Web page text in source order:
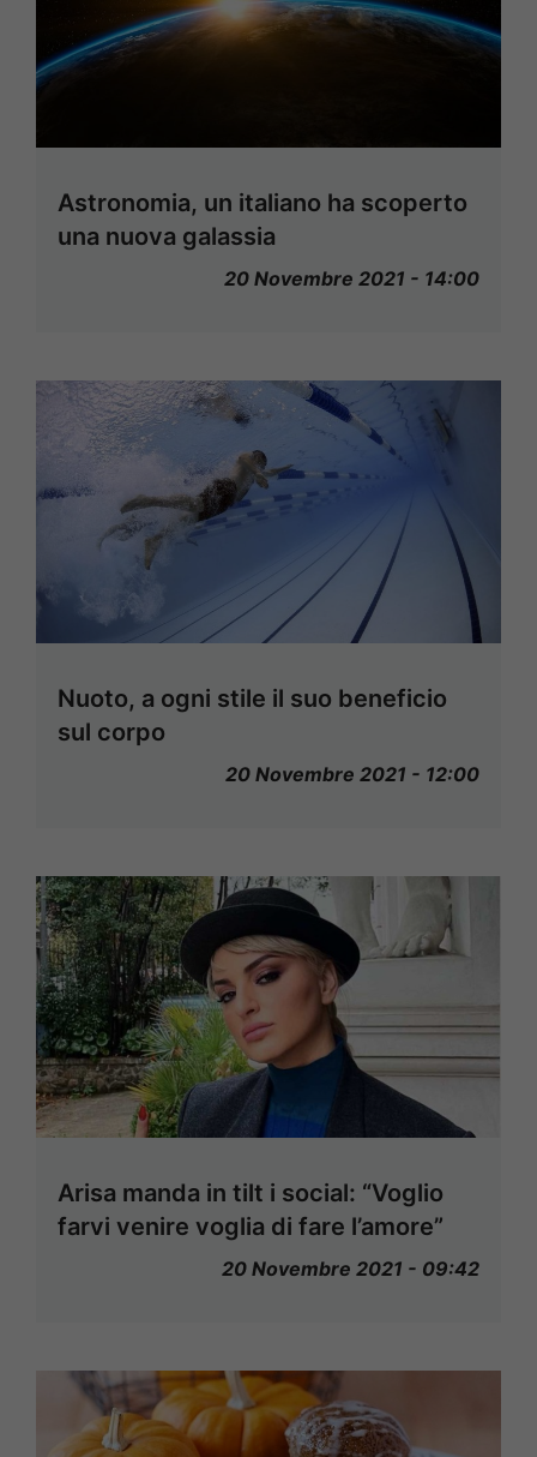
Astronomia, un italiano ha scoperto
una nuova galassia
20 Novembre 2021 - 14:00
Nuoto, a ogni stile il suo beneficio
sul corpo
20 Novembre 2021 - 12:00
Arisa manda in tilt i social: “Voglio
farvi venire voglia di fare l’amore”
20 Novembre 2021 - 09:42